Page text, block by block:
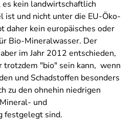
kein landwirtschaftlich
ist und nicht unter die EU-Öko-
daher kein europäisches oder
Bio-Mineralwasser. Der
im Jahr 2012 entschieden,
trotzdem "bio" sein kann, wenn
und Schadstoffen besonders
zu den ohnehin niedrigen
und
festgelegt sind.